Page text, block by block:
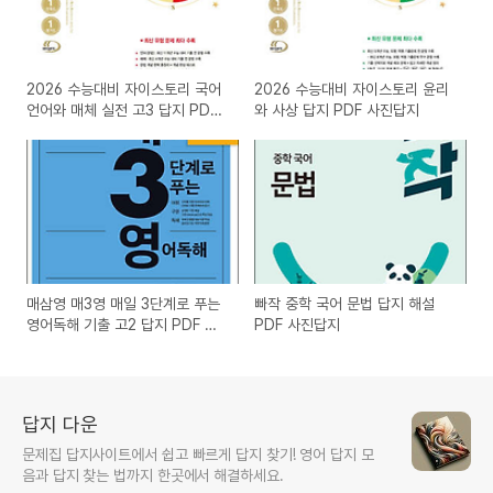
2026 수능대비 자이스토리 국어
언어와 매체 실전 고3 답지 PDF
2026 수능대비 자이스토리 윤리
와 사상 답지 PDF 사진답지
매삼영 매3영 매일 3단계로 푸는
영어독해 기출 고2 답지 PDF 사
빠작 중학 국어 문법 답지 해설
PDF 사진답지
답지 다운
문제집 답지사이트에서 쉽고 빠르게 답지 찾기! 영어 답지 모
음과 답지 찾는 법까지 한곳에서 해결하세요.